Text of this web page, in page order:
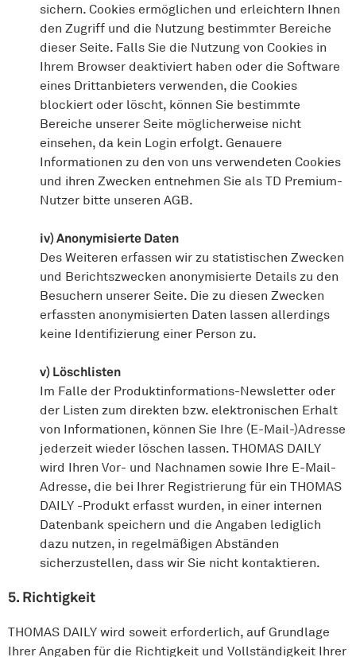
sichern. Cookies ermöglichen und erleichtern Ihnen
den Zugriff und die Nutzung bestimmter Bereiche
dieser Seite. Falls Sie die Nutzung von Cookies in
Ihrem Browser deaktiviert haben oder die Software
eines Drittanbieters verwenden, die Cookies
blockiert oder löscht, können Sie bestimmte
Bereiche unserer Seite möglicherweise nicht
einsehen, da kein Login erfolgt. Genauere
Informationen zu den von uns verwendeten Cookies
und ihren Zwecken entnehmen Sie als TD Premium-
Nutzer bitte unseren AGB.
iv) Anonymisierte Daten
Des Weiteren erfassen wir zu statistischen Zwecken
und Berichtszwecken anonymisierte Details zu den
Besuchern unserer Seite. Die zu diesen Zwecken
erfassten anonymisierten Daten lassen allerdings
keine Identifizierung einer Person zu.
v) Löschlisten
Im Falle der Produktinformations-Newsletter oder
der Listen zum direkten bzw. elektronischen Erhalt
von Informationen, können Sie Ihre (E-Mail-)Adresse
jederzeit wieder löschen lassen. THOMAS DAILY
wird Ihren Vor- und Nachnamen sowie Ihre E-Mail-
Adresse, die bei Ihrer Registrierung für ein THOMAS
DAILY -Produkt erfasst wurden, in einer internen
Datenbank speichern und die Angaben lediglich
dazu nutzen, in regelmäßigen Abständen
sicherzustellen, dass wir Sie nicht kontaktieren.
5. Richtigkeit
THOMAS DAILY wird soweit erforderlich, auf Grundlage
Ihrer Angaben für die Richtigkeit und Vollständigkeit Ihrer